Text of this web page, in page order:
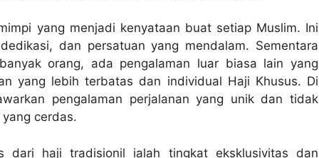
yang menjadi kenyataan buat setiap Muslim. Ini
dan persatuan yang mendalam. Sementara
orang, ada pengalaman luar biasa lain yang
yang lebih terbatas dan individual Haji Khusus. Di
pengalaman perjalanan yang unik dan tidak
cerdas.
dari haji tradisionil ialah tingkat eksklusivitas dan